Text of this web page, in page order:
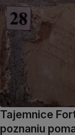
Tajemnice
poznaniu